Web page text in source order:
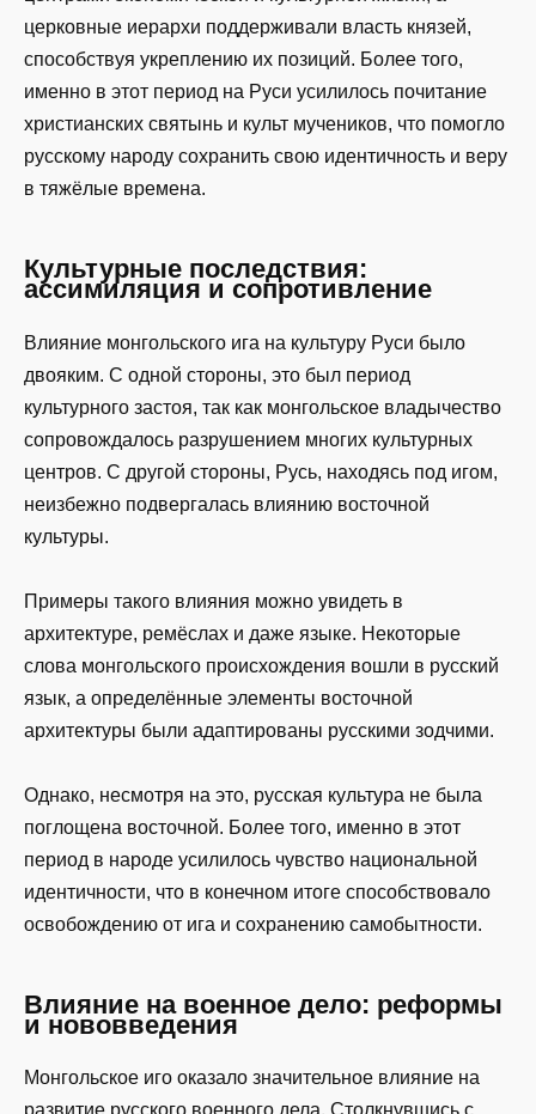
церковные иерархи поддерживали власть князей,
способствуя укреплению их позиций. Более того,
именно в этот период на Руси усилилось почитание
христианских святынь и культ мучеников, что помогло
русскому народу сохранить свою идентичность и веру
в тяжёлые времена.
Культурные последствия:
ассимиляция и сопротивление
Влияние монгольского ига на культуру Руси было
двояким. С одной стороны, это был период
культурного застоя, так как монгольское владычество
сопровождалось разрушением многих культурных
центров. С другой стороны, Русь, находясь под игом,
неизбежно подвергалась влиянию восточной
культуры.
Примеры такого влияния можно увидеть в
архитектуре, ремёслах и даже языке. Некоторые
слова монгольского происхождения вошли в русский
язык, а определённые элементы восточной
архитектуры были адаптированы русскими зодчими.
Однако, несмотря на это, русская культура не была
поглощена восточной. Более того, именно в этот
период в народе усилилось чувство национальной
идентичности, что в конечном итоге способствовало
освобождению от ига и сохранению самобытности.
Влияние на военное дело: реформы
и нововведения
Монгольское иго оказало значительное влияние на